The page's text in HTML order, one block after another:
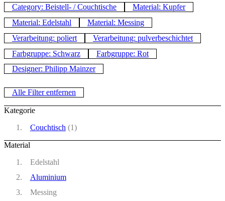
Category: Beistell- / Couchtische
Material: Kupfer
Material: Edelstahl
Material: Messing
Verarbeitung: poliert
Verarbeitung: pulverbeschichtet
Farbgruppe: Schwarz
Farbgruppe: Rot
Designer: Philipp Mainzer
Alle Filter entfernen
Kategorie
Couchtisch (1)
Material
Edelstahl
Aluminium
Messing